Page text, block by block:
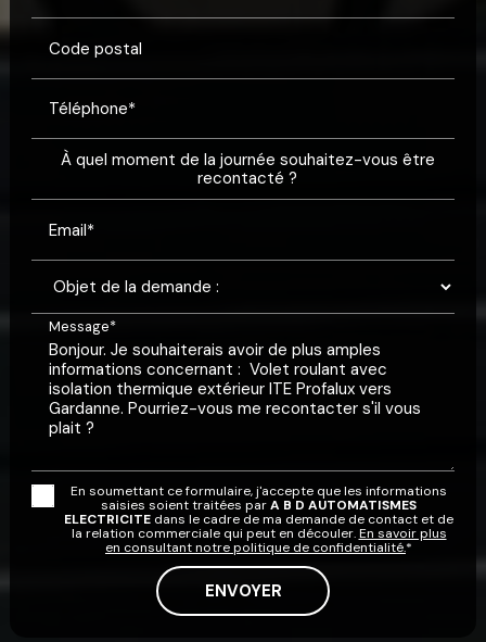
Code postal
Téléphone*
À quel moment de la journée souhaitez-vous être
recontacté ?
Email*
Message*
En soumettant ce formulaire, j'accepte que les informations
saisies soient traitées parA B D AUTOMATISMES
ELECTRICITE dans le cadre de ma demande de contact et de
la relation commerciale qui peut en découler.En savoir plus
en consultant notre politique de confidentialité.*